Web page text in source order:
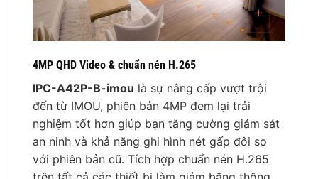
4MP QHD Video & chuẩn nén H.265
IPC-A42P-B-imou là sự nâng cấp vượt trội
đến từ IMOU, phiên bản 4MP đem lại trải
nghiệm tốt hơn giúp bạn tăng cường giám sát
an ninh và khả năng ghi hình nét gấp đôi so
với phiên bản cũ. Tích hợp chuẩn nén H.265